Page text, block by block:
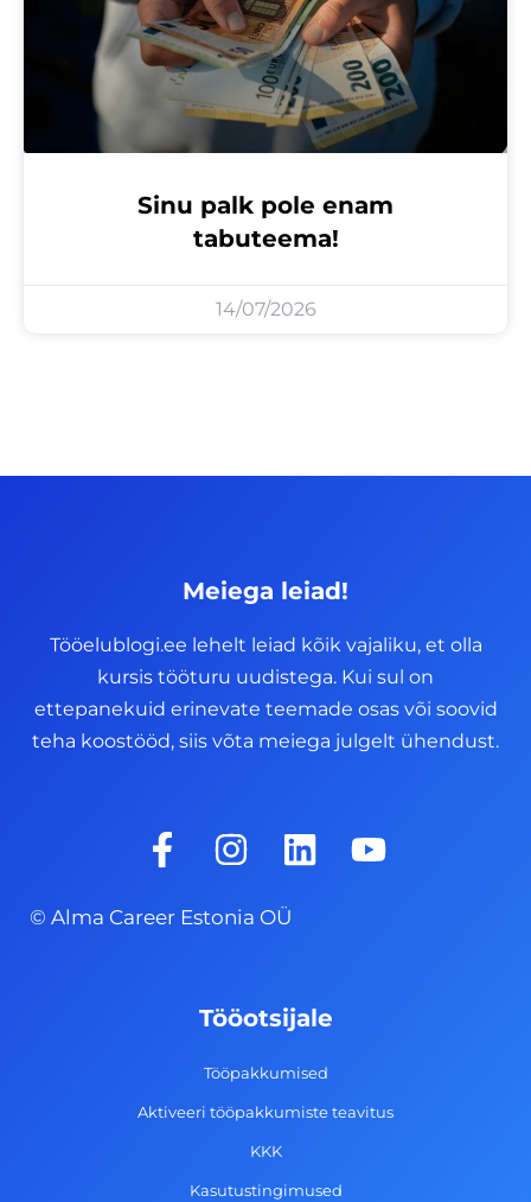
Sinu palk pole enam
tabuteema!
14/07/2026
Meiega leiad!
Tööelublogi.ee lehelt leiad kõik vajaliku, et olla
kursis tööturu uudistega. Kui sul on
ettepanekuid erinevate teemade osas või soovid
teha koostööd, siis võta meiega julgelt ühendust.
F
a
e
-
I
n
s
t
g
a
m
L
i
d
n
Y
o
© Alma Career Estonia OÜ
Tööotsijale
Tööpakkumised
Aktiveeri tööpakkumiste teavitus
KKK
Kasutustingimused